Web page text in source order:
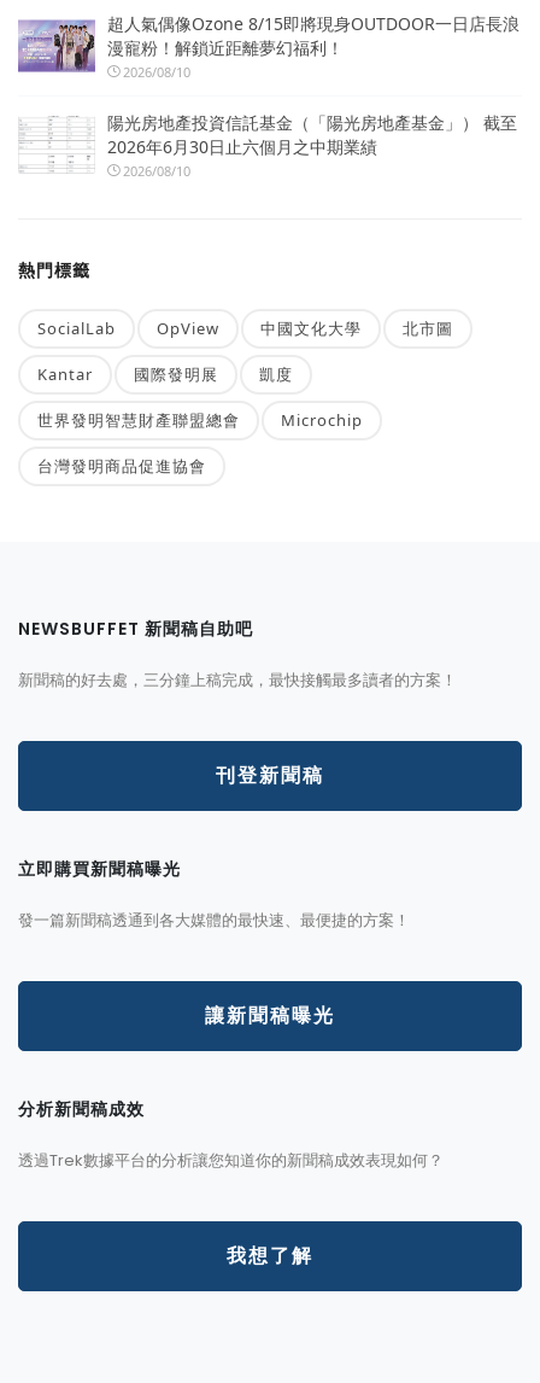
超人氣偶像Ozone 8/15即將現身OUTDOOR一日店長浪
漫寵粉！解鎖近距離夢幻福利！
2026/08/10
陽光房地產投資信託基金（「陽光房地產基金」） 截至
2026年6月30日止六個月之中期業績
2026/08/10
熱門標籤
SocialLab OpView 中國文化大學 北市圖
Kantar 國際發明展 凱度
世界發明智慧財產聯盟總會 Microchip
台灣發明商品促進協會
NEWSBUFFET 新聞稿自助吧
新聞稿的好去處，三分鐘上稿完成，最快接觸最多讀者的方案！
刊登新聞稿
立即購買新聞稿曝光
發一篇新聞稿透通到各大媒體的最快速、最便捷的方案！
讓新聞稿曝光
分析新聞稿成效
透過Trek數據平台的分析讓您知道你的新聞稿成效表現如何？
我想了解